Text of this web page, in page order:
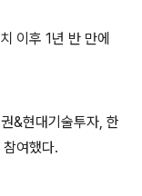
이후 1년 반 만에
&현대기술투자, 한
여했다.